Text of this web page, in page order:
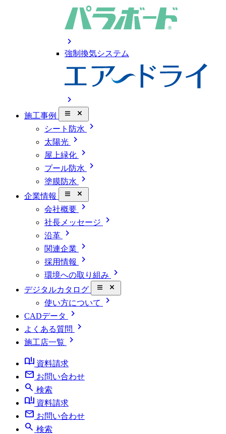
chevron_right
強制換気システム
chevron_right
施工事例 close_small
シート防水 chevron_right
太陽光 chevron_right
屋上緑化 chevron_right
プール防水 chevron_right
塗膜防水 chevron_right
企業情報 close_small
会社概要 chevron_right
社長メッセージ chevron_right
沿革 chevron_right
関連企業 chevron_right
採用情報 chevron_right
環境への取り組み chevron_right
デジタルカタログ close_small
使い方について chevron_right
CADデータ chevron_right
よくある質問 chevron_right
施工店一覧
chevron_right
book_ribbon 資料請求
mail お問い合わせ
search 検索
book_ribbon 資料請求
mail お問い合わせ
search 検索